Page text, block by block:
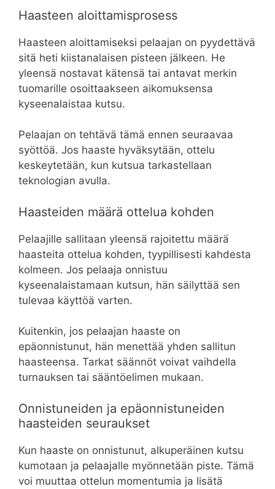
Haasteen aloittamisprosess
Haasteen aloittamiseksi pelaajan on pyydettävä
sitä heti kiistanalaisen pisteen jälkeen. He
yleensä nostavat kätensä tai antavat merkin
tuomarille osoittaakseen aikomuksensa
kyseenalaistaa kutsu.
Pelaajan on tehtävä tämä ennen seuraavaa
syöttöä. Jos haaste hyväksytään, ottelu
keskeytetään, kun kutsua tarkastellaan
teknologian avulla.
Haasteiden määrä ottelua kohden
Pelaajille sallitaan yleensä rajoitettu määrä
haasteita ottelua kohden, tyypillisesti kahdesta
kolmeen. Jos pelaaja onnistuu
kyseenalaistamaan kutsun, hän säilyttää sen
tulevaa käyttöä varten.
Kuitenkin, jos pelaajan haaste on
epäonnistunut, hän menettää yhden sallitun
haasteensa. Tarkat säännöt voivat vaihdella
turnauksen tai sääntöelimen mukaan.
Onnistuneiden ja epäonnistuneiden
haasteiden seuraukset
Kun haaste on onnistunut, alkuperäinen kutsu
kumotaan ja pelaajalle myönnetään piste. Tämä
voi muuttaa ottelun momentumia ja lisätä